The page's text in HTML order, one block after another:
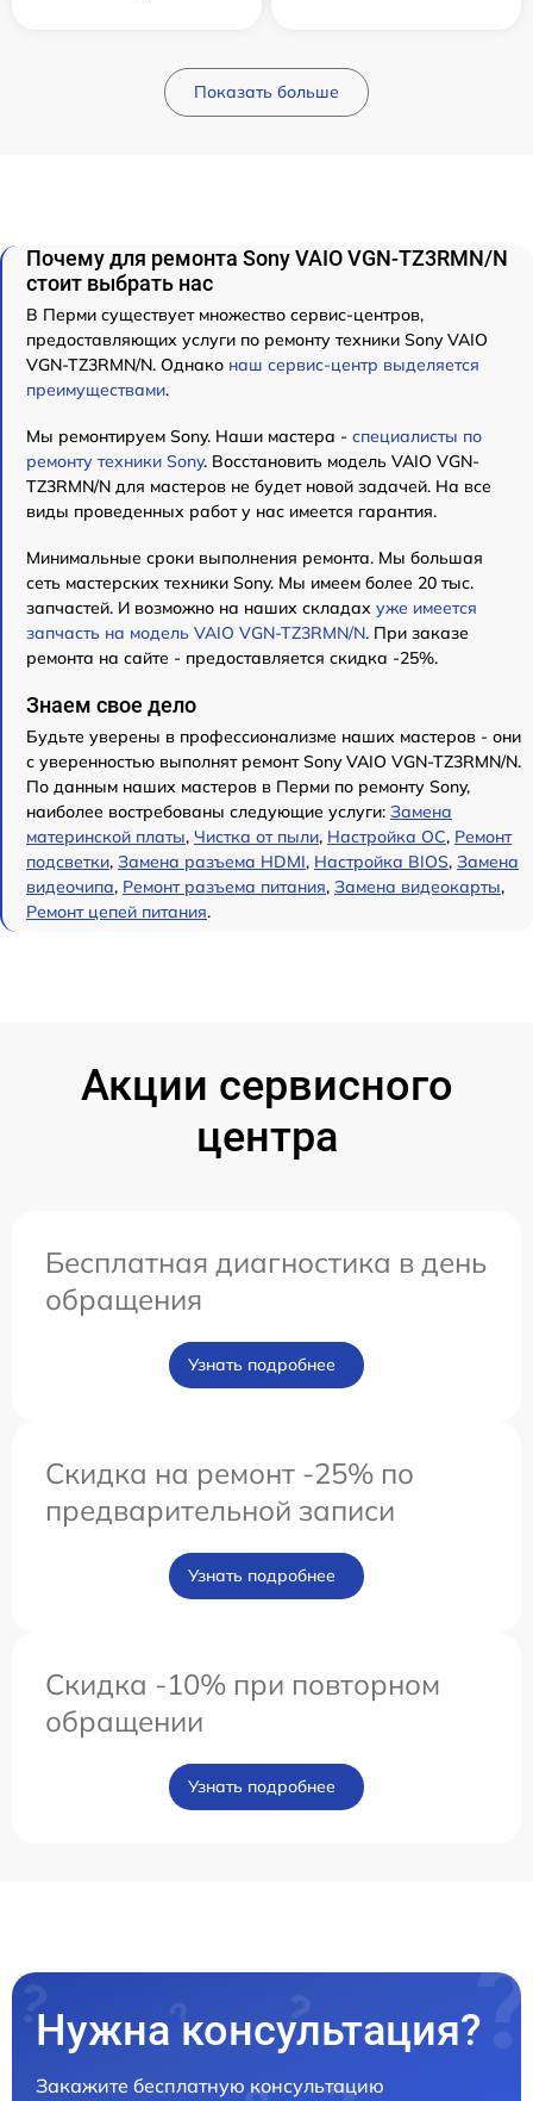
Показать больше
Почему для ремонта Sony VAIO VGN-TZ3RMN/N
стоит выбрать нас
В Перми существует множество сервис-центров,
предоставляющих услуги по ремонту техники Sony VAIO
VGN-TZ3RMN/N. Однако наш сервис-центр выделяется
преимуществами.
Мы ремонтируем Sony. Наши мастера - специалисты по
ремонту техники Sony. Восстановить модель VAIO VGN-
TZ3RMN/N для мастеров не будет новой задачей. На все
виды проведенных работ у нас имеется гарантия.
Минимальные сроки выполнения ремонта. Мы большая
сеть мастерских техники Sony. Мы имеем более 20 тыс.
запчастей. И возможно на наших складах уже имеется
запчасть на модель VAIO VGN-TZ3RMN/N. При заказе
ремонта на сайте - предоставляется скидка -25%.
Знаем свое дело
Будьте уверены в профессионализме наших мастеров - они
с уверенностью выполнят ремонт Sony VAIO VGN-TZ3RMN/N.
По данным наших мастеров в Перми по ремонту Sony,
наиболее востребованы следующие услуги: Замена
материнской платы, Чистка от пыли, Настройка ОС, Ремонт
подсветки, Замена разъема HDMI, Настройка BIOS, Замена
видеочипа, Ремонт разъема питания, Замена видеокарты,
Ремонт цепей питания.
Акции сервисного
центра
Бесплатная диагностика в день
обращения
Узнать подробнее
Скидка на ремонт -25% по
предварительной записи
Узнать подробнее
Скидка -10% при повторном
обращении
Узнать подробнее
Нужна консультация?
Закажите бесплатную консультацию